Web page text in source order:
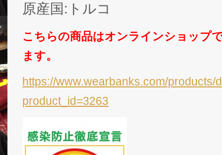
原産国:トルコ
こちらの商品はオンラインショップ
ます。
https://www.wearbanks.com/products/
product_id=3263